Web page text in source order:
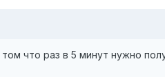
что раз в 5 минут нужно